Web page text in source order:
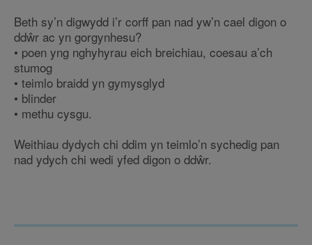
Beth sy’n digwydd i’r corff pan nad yw’n cael digon o
ddŵr ac yn gorgynhesu?
• poen yng nghyhyrau eich breichiau, coesau a’ch
stumog
• teimlo braidd yn gymysglyd
• blinder
• methu cysgu.
Weithiau dydych chi ddim yn teimlo’n sychedig pan
nad ydych chi wedi yfed digon o ddŵr.